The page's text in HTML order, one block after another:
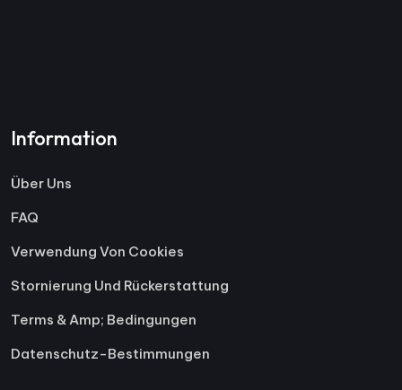
Information
Über Uns
FAQ
Verwendung Von Cookies
Stornierung Und Rückerstattung
Terms & Amp; Bedingungen
Datenschutz-Bestimmungen